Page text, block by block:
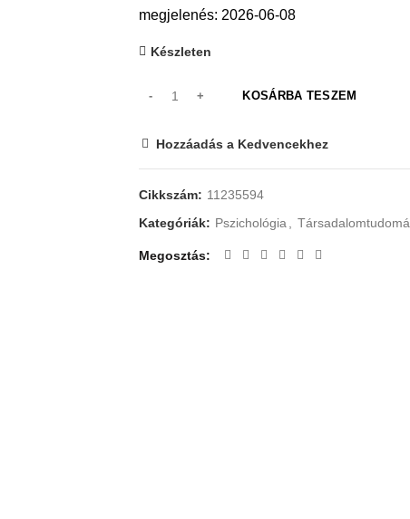
megjelenés: 2026-06-08
Készleten
KOSÁRBA TESZEM
Hozzáadás a Kedvencekhez
Cikkszám: 11235594
Kategóriák: Pszichológia
Megosztás